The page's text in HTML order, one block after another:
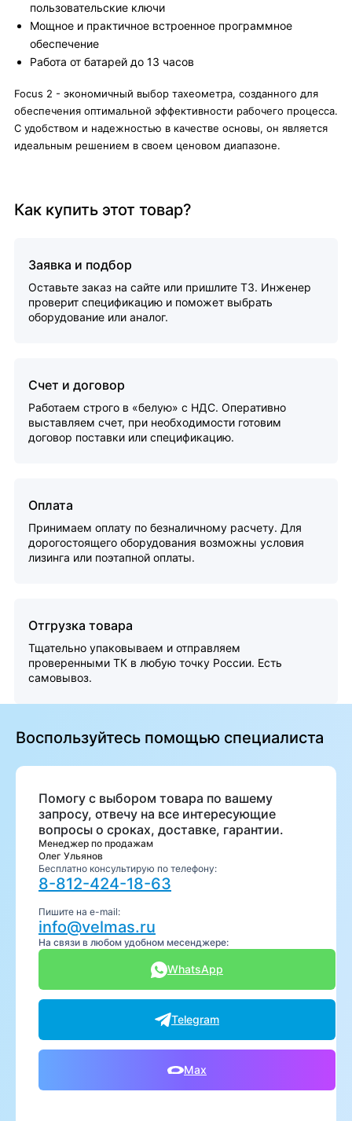
пользовательские ключи
Мощное и практичное встроенное программное
обеспечение
Работа от батарей до 13 часов
Focus 2 - экономичный выбор тахеометра, созданного для
обеспечения оптимальной эффективности рабочего процесса.
С удобством и надежностью в качестве основы, он является
идеальным решением в своем ценовом диапазоне.
Как купить этот товар?
Заявка и подбор
Оставьте заказ на сайте или пришлите ТЗ. Инженер
проверит спецификацию и поможет выбрать
оборудование или аналог.
Счет и договор
Работаем строго в «белую» с НДС. Оперативно
выставляем счет, при необходимости готовим
договор поставки или спецификацию.
Оплата
Принимаем оплату по безналичному расчету. Для
дорогостоящего оборудования возможны условия
лизинга или поэтапной оплаты.
Отгрузка товара
Тщательно упаковываем и отправляем
проверенными ТК в любую точку России. Есть
самовывоз.
Воспользуйтесь помощью специалиста
Помогу с выбором товара по вашему
запросу, отвечу на все интересующие
вопросы о сроках, доставке, гарантии.
Менеджер по продажам
Олег Ульянов
Бесплатно консультирую по телефону:
8-812-424-18-63
Пишите на e-mail:
info@velmas.ru
На связи в любом удобном месенджере:
WhatsApp
Telegram
Max